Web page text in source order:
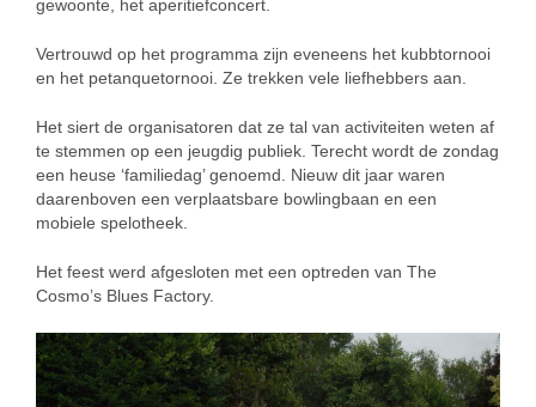
gewoonte, het aperitiefconcert.
Vertrouwd op het programma zijn eveneens het kubbtornooi
en het petanquetornooi. Ze trekken vele liefhebbers aan.
Het siert de organisatoren dat ze tal van activiteiten weten af
te stemmen op een jeugdig publiek. Terecht wordt de zondag
een heuse ‘familiedag’ genoemd. Nieuw dit jaar waren
daarenboven een verplaatsbare bowlingbaan en een
mobiele spelotheek.
Het feest werd afgesloten met een optreden van The
Cosmo’s Blues Factory.